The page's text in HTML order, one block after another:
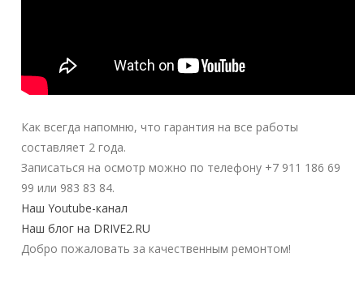
Как всегда напомню, что гарантия на все работы
составляет 2 года.
Записаться на осмотр можно по телефону +7 911 186 69
99 или 983 83 84.
Наш Youtube-канал
Наш блог на DRIVE2.RU
Добро пожаловать за качественным ремонтом!